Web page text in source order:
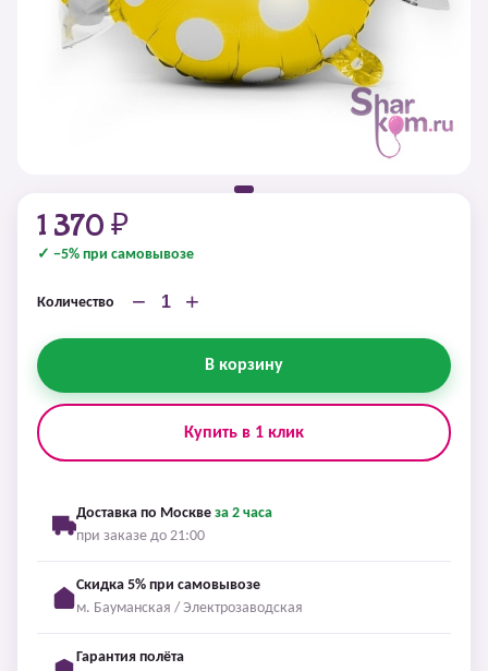
1 370 ₽
✓ −5% при самовывозе
Количество − +
В корзину
Купить в 1 клик
Доставка по Москве за 2 часа
при заказе до 21:00
Скидка 5% при самовывозе
м. Бауманская / Электрозаводская
Гарантия полёта